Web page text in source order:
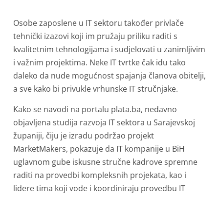
Osobe zaposlene u IT sektoru također privlače
tehnički izazovi koji im pružaju priliku raditi s
kvalitetnim tehnologijama i sudjelovati u zanimljivim
i važnim projektima. Neke IT tvrtke čak idu tako
daleko da nude mogućnost spajanja članova obitelji,
a sve kako bi privukle vrhunske IT stručnjake.
Kako se navodi na portalu plata.ba, nedavno
objavljena studija razvoja IT sektora u Sarajevskoj
županiji, čiju je izradu podržao projekt
MarketMakers, pokazuje da IT kompanije u BiH
uglavnom gube iskusne stručne kadrove spremne
raditi na provedbi kompleksnih projekata, kao i
lidere tima koji vode i koordiniraju provedbu IT